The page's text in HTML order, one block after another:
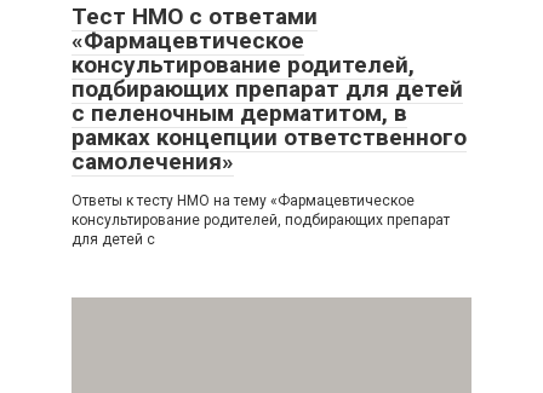
Тест НМО с ответами
«Фармацевтическое
консультирование родителей,
подбирающих препарат для детей
с пеленочным дерматитом, в
рамках концепции ответственного
самолечения»
Ответы к тесту НМО на тему «Фармацевтическое
консультирование родителей, подбирающих препарат
для детей с